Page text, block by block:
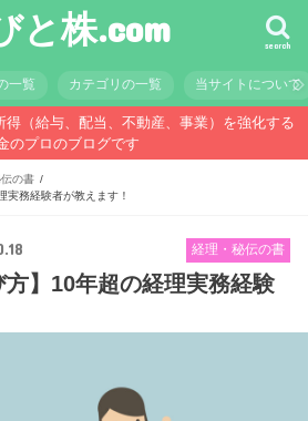
と株.com search
一覧 カテゴリの一覧 当サイトについて
得（給与、配当、不動産、事業）を強化する
のプロのブログです
の書
実務経験者が教えます！
経理・秘伝の書
方】10年超の経理実務経験